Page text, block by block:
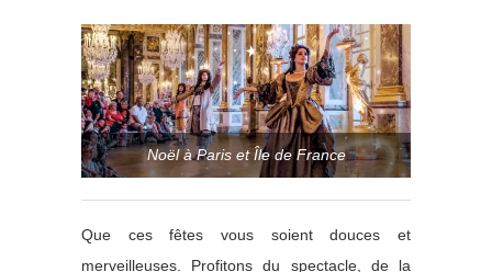
Noël à Paris et Île de France
Que ces fêtes vous soient douces et
merveilleuses. Profitons du spectacle, de la